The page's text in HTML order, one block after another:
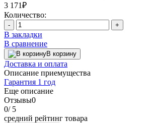
3 171₽
Количество:
- +
В закладки
В сравнение
В корзину
Доставка и оплата
Описание приемущества
Гарантия 1 год
Еще описание
Отзывы0
0/ 5
средний рейтинг товара